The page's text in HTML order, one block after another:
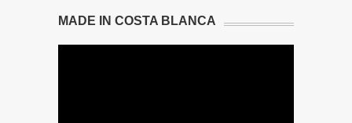
MADE IN COSTA BLANCA